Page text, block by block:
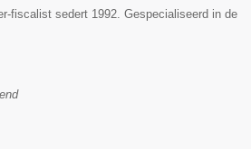
fiscalist sedert 1992. Gespecialiseerd in de